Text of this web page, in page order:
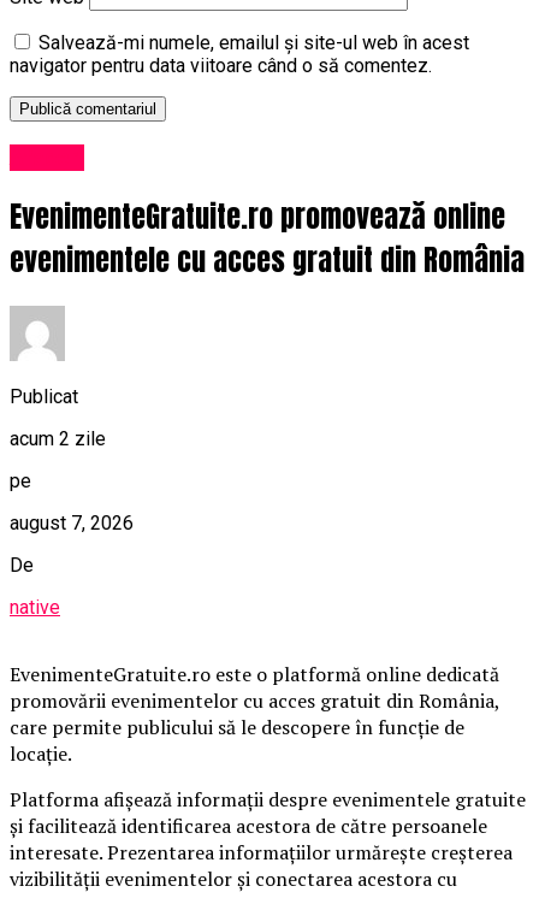
Salvează-mi numele, emailul și site-ul web în acest
navigator pentru data viitoare când o să comentez.
EvenimenteGratuite.ro promovează online
evenimentele cu acces gratuit din România
Publicat
acum 2 zile
pe
august 7, 2026
De
native
EvenimenteGratuite.ro este o platformă online dedicată
promovării evenimentelor cu acces gratuit din România,
care permite publicului să le descopere în funcție de
locație.
Platforma afișează informații despre evenimentele gratuite
și facilitează identificarea acestora de către persoanele
interesate. Prezentarea informațiilor urmărește creșterea
vizibilității evenimentelor și conectarea acestora cu